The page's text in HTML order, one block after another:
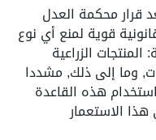
قرار محكمة العدل
قاعدة قانونية قوية لمنع أي نوع
الزراعية
وما إلى ذلك, مشددا
هذه القاعدة
الاستعمار